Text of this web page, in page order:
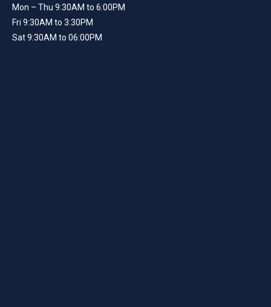
Mon – Thu 9:30AM to 6:00PM
Fri 9:30AM to 3:30PM
Sat 9:30AM to 06:00PM